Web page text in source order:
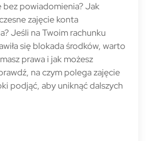
powiadomienia? Jak
zajęcie konta
Jeśli na Twoim rachunku
się blokada środków, warto
prawa i jak możesz
na czym polega zajęcie
podjąć, aby uniknąć dalszych